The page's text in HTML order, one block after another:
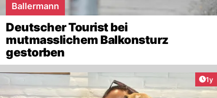
Ballermann
Deutscher Tourist bei
mutmasslichem Balkonsturz
gestorben
1y